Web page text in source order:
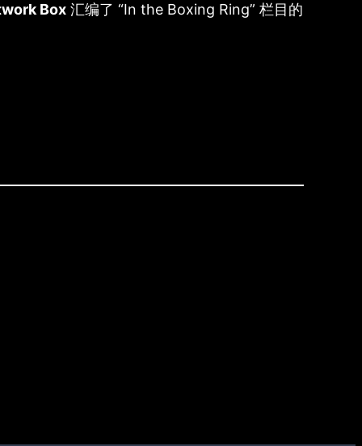
Box 汇编了 “In the Boxing Ring” 栏目的